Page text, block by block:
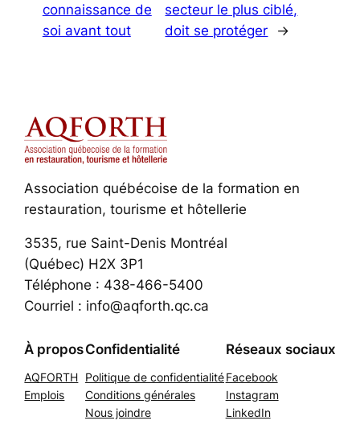
connaissance de
soi avant tout
secteur le plus ciblé,
doit se protéger
→
Association québécoise de la formation en
restauration, tourisme et hôtellerie
3535, rue Saint-Denis Montréal
(Québec) H2X 3P1
Téléphone : 438-466-5400
Courriel : info@aqforth.qc.ca
À propos
AQFORTH
Emplois
Confidentialité
Politique de confidentialité
Conditions générales
Nous joindre
Réseaux sociaux
Facebook
Instagram
LinkedIn